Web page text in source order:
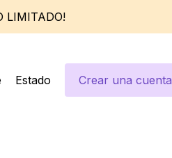
LIMITADO!
Estado Crear una cuenta